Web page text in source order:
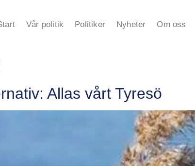
Vår politik Politiker Nyheter Om oss
Allas vårt Tyresö